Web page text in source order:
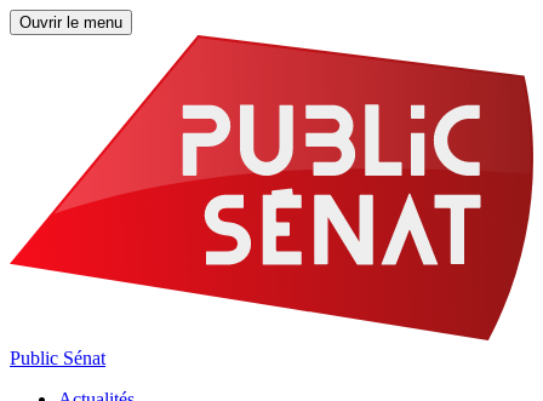
Ouvrir le menu
Public Sénat